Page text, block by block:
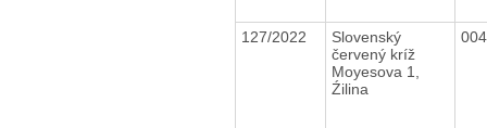
127/2022
Slovenský
červený kríž
Moyesova 1,
Źilina